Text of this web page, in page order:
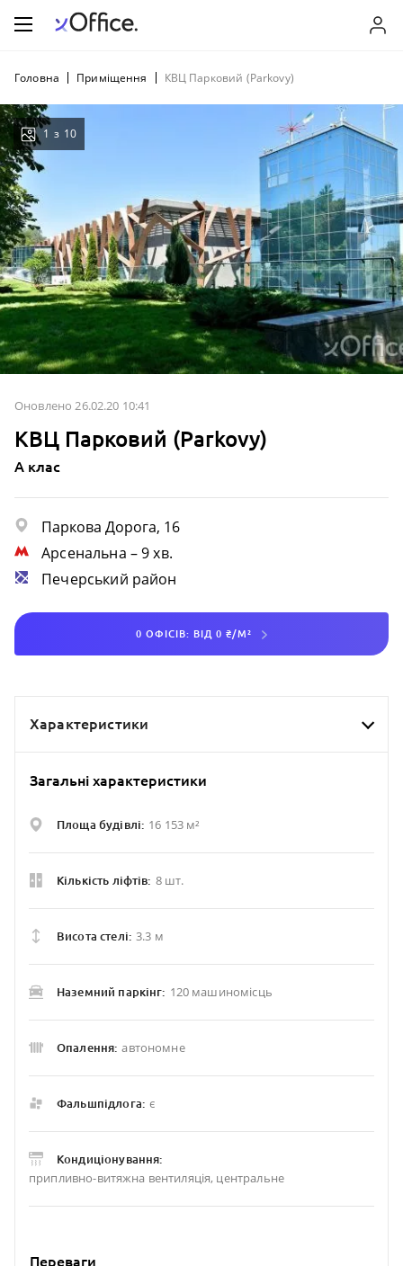
Головна Приміщення КВЦ Парковий (Parkovy)
Оновлено 26.02.20 10:41
КВЦ Парковий (Parkovy)
A клас
Паркова Дорога, 16
Арсенальна – 9 хв.
Печерський район
0 ОФІСІВ: ВІД 0 ₴/М²
1 з 10
Характеристики
Загальні характеристики
Площа будівлі: 16 153 м²
Кількість ліфтів: 8 шт.
Висота стелі: 3.3 м
Наземний паркінг: 120 машиномісць
Опалення: автономне
Фальшпідлога: є
Кондиціонування:
припливно-витяжна вентиляція, центральне
Переваги